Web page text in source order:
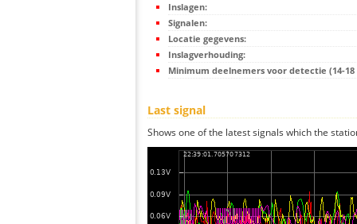
Inslagen:
Signalen:
Locatie gegevens:
Inslagverhouding:
Minimum deelnemers voor detectie (14-
Last signal
Shows one of the latest signals which the